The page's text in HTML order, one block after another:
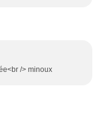
/> minoux